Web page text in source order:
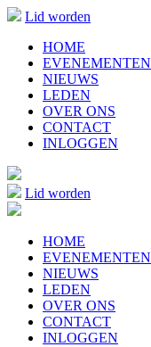
Lid worden
HOME
EVENEMENTEN
NIEUWS
LEDEN
OVER ONS
CONTACT
INLOGGEN
Lid worden
HOME
EVENEMENTEN
NIEUWS
LEDEN
OVER ONS
CONTACT
INLOGGEN